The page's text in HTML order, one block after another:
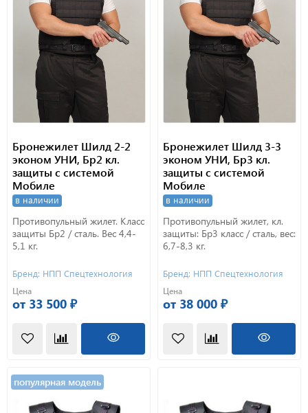
Бронежилет Шилд 2-2
эконом УНИ, Бр2 кл.
защиты с системой
Мобиле
в наличии
Противопульный жилет. Класс
защиты Бр2 / сталь. Вес 4,4-
5,1 кг.
Бренд: НПП Спецтехнология
Цена
от 33 500 ₽
Бронежилет Шилд 3-3
эконом УНИ, Бр3 кл.
защиты с системой
Мобиле
в наличии
Противопульный жилет, кл.
защиты: Бр3 класс / сталь, вес:
6,7-8,3 кг.
Бренд: НПП Спецтехнология
Цена
от 38 000 ₽
популярная модель